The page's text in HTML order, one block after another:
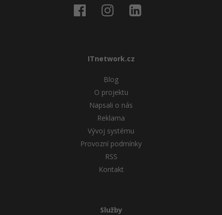
ITnetwork.cz
Blog
O projektu
Napsali o nás
Reklama
Vývoj systému
Provozní podmínky
RSS
Kontakt
Služby